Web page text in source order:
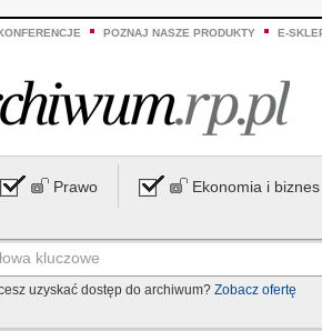
POZNAJ NASZE PRODUKTY E-
Prawo Ekonomia i biznes
uzyskać dostęp do archiwum? Zobacz ofertę